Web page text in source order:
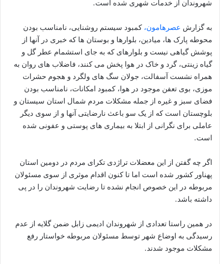
شهروندان از خدمات شهری شده است.
به گزارش عصرهامون، کمبود سیستم روشنایی، نامناسب بودن
محوطه پارک ها، میادین، بلوارها و بوستان ها که خبری در آنها از
پوشش گیاهی نیست و بلوارهای که به جای استشمام عطر گل و
گیاه زینتی، گرد و خاک در هوا پخش می کنند، فاضلاب های روان به
همراه نشست آسفالت، جولان سگ های ولگرد و هجوم حشرات
موزی، بوی تعفن موجود در هوا، کمبود امکانات، نامناسب بودن
فضای سبز و غیره از جمله مشکلات مردم شمال استان سیستان و
بلوچستان است که از یک سو باعث نارضایتی آنها و از سوی دیگر
عاملی برای نگرانی از ابتلا به بیماری های پوستی و عفونی شده
است.
اگر چه گفتن از این معضلات تراژدی تکرای مردم در دومین استان
پهناور کشور شده است اما تا کنون اقدام موثری از سوی مسئولان
مربوطه در این خصوص انجام نشده تا رضایت شهروندان را در پی
داشته باشد.
در همین راستا تعدادی از شهروندان ادیمی زابل ضمن گلایه از عدم
رسیدگی به اوضاع شهر توسط مسئولان مربوطه خواستار رفع
مشکلات موجود شدند.